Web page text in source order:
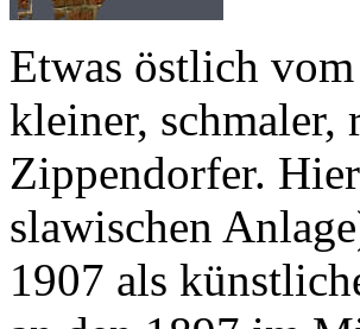
Etwas östlich
kleiner, schmaler,
Zippendorfer.
slawischen
1907 als